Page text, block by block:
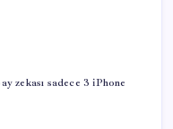
zekası sadece 3 iPhone